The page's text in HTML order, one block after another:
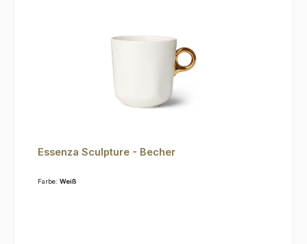
Essenza Sculpture - Becher
Farbe: Weiß